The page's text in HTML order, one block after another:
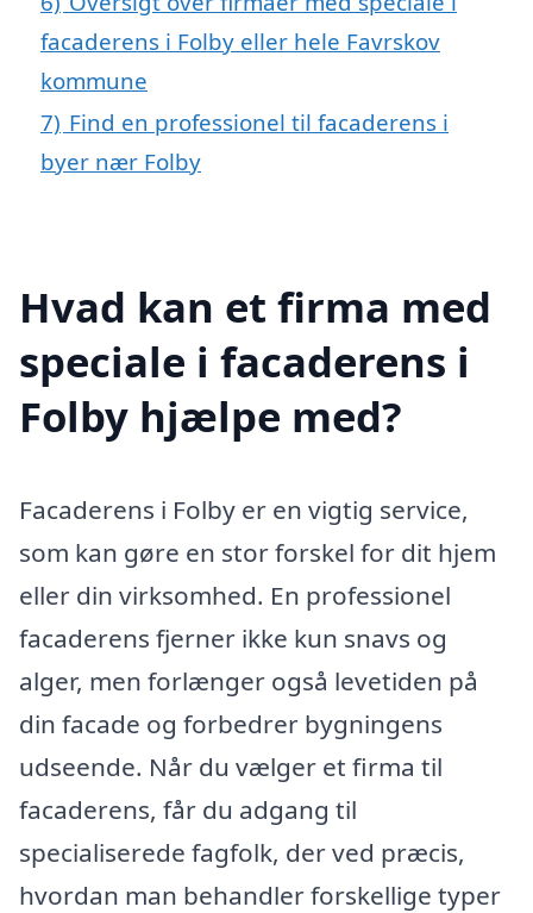
facaderens i Folby eller hele Favrskov
kommune
7) Find en professionel til facaderens i
byer nær Folby
Hvad kan et firma med
speciale i facaderens i
Folby hjælpe med?
Facaderens i Folby er en vigtig service,
som kan gøre en stor forskel for dit hjem
eller din virksomhed. En professionel
facaderens fjerner ikke kun snavs og
alger, men forlænger også levetiden på
din facade og forbedrer bygningens
udseende. Når du vælger et firma til
facaderens, får du adgang til
specialiserede fagfolk, der ved præcis,
hvordan man behandler forskellige typer